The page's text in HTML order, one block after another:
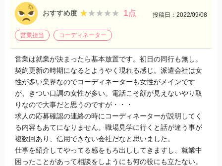
おすすめ度 ★★★★★
★★★★★ 1点 投稿日：2022/09/08
営業担当 コーディネーター
営業は就業が決まったら基本放置です。初日の同行も無し。
契約更新の時期になるとようやく現れる感じ。派遣会社は女
性が多い業界なのでコーディネーターも女性がメインです
が、きつい口調の女性が多い。電話こそ顔が見えないやり取
りなので大事だと思うのですが・・・
求人の応募確認の連絡の時にコーディネーターが説明してく
る内容もあてになりません。職場見学に行くと話が違う事が
複数回あり、信用できない会社だなと思いました。
仕事を紹介してやってる感をもろ出ししてきますし、就業中
困ったことがあって相談をしようにも何の役にも立たない。